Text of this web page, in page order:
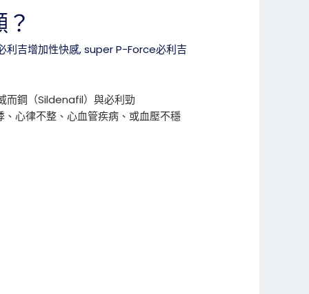
吉增加性快感,super P-Force必利吉
而鋼（Sildenafil）與必利勁
心律不整、心血管疾病、或血壓不穩